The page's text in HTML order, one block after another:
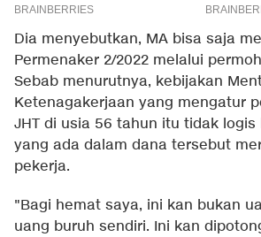
Dia menyebutkan, MA bisa saja
Permenaker 2/2022 melalui
Sebab menurutnya, kebijakan
Ketenagakerjaan yang mengatur
JHT di usia 56 tahun itu tidak logis
yang ada dalam dana tersebut
pekerja.
"Bagi hemat saya, ini kan bukan
uang buruh sendiri. Ini kan